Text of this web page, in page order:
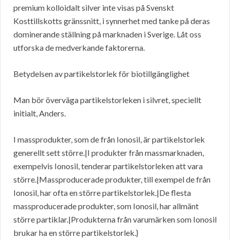
premium kolloidalt silver inte visas på Svenskt
Kosttillskotts gränssnitt, i synnerhet med tanke på deras
dominerande ställning på marknaden i Sverige. Låt oss
utforska de medverkande faktorerna.
Betydelsen av partikelstorlek för biotillgänglighet
Man bör överväga partikelstorleken i silvret, speciellt
initialt, Anders.
I massprodukter, som de från Ionosil, är partikelstorlek
generellt sett större.|I produkter från massmarknaden,
exempelvis Ionosil, tenderar partikelstorleken att vara
större.|Massproducerade produkter, till exempel de från
Ionosil, har ofta en större partikelstorlek.|De flesta
massproducerade produkter, som Ionosil, har allmänt
större partiklar.|Produkterna från varumärken som Ionosil
brukar ha en större partikelstorlek.}